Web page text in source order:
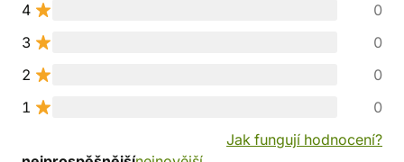
4
0
3
0
2
0
1
0
Jak fungují hodnocení?